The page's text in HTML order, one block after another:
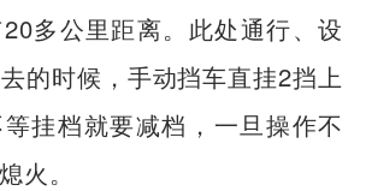
多公里距离。此处通行、设
的时候，手动挡车直挂2挡上
挂档就要减档，一旦操作不
火。